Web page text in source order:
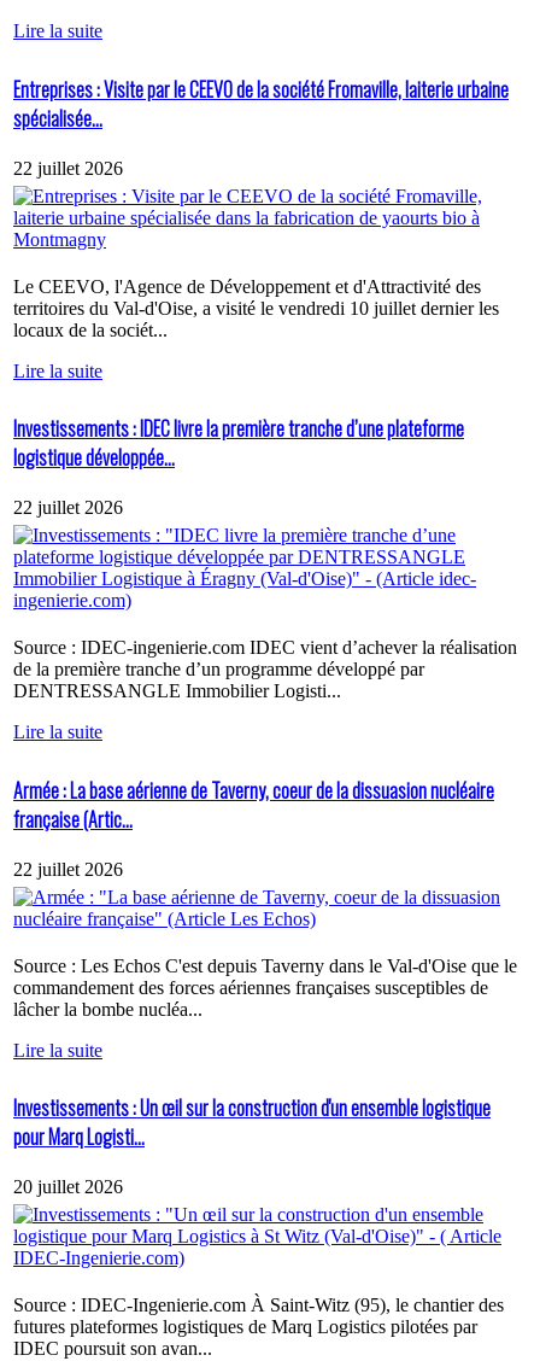
Lire la suite
Entreprises : Visite par le CEEVO de la société Fromaville, laiterie urbaine
spécialisée...
22 juillet 2026
Le CEEVO, l'Agence de Développement et d'Attractivité des
territoires du Val-d'Oise, a visité le vendredi 10 juillet dernier les
locaux de la sociét...
Lire la suite
Investissements : IDEC livre la première tranche d’une plateforme
logistique développée...
22 juillet 2026
Source : IDEC-ingenierie.com IDEC vient d’achever la réalisation
de la première tranche d’un programme développé par
DENTRESSANGLE Immobilier Logisti...
Lire la suite
Armée : La base aérienne de Taverny, coeur de la dissuasion nucléaire
française (Artic...
22 juillet 2026
Source : Les Echos C'est depuis Taverny dans le Val-d'Oise que le
commandement des forces aériennes françaises susceptibles de
lâcher la bombe nucléa...
Lire la suite
Investissements : Un œil sur la construction d'un ensemble logistique
pour Marq Logisti...
20 juillet 2026
Source : IDEC-Ingenierie.com À Saint-Witz (95), le chantier des
futures plateformes logistiques de Marq Logistics pilotées par
IDEC poursuit son avan...